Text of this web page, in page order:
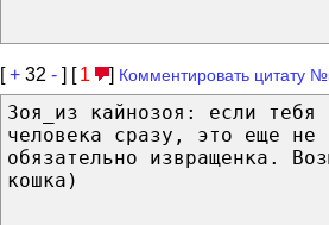
[+ 32 - ] [ 1 ] Комментировать цитату
Зоя_из кайнозоя: если тебя
человека сразу, это еще не
обязательно извращенка.
кошка)